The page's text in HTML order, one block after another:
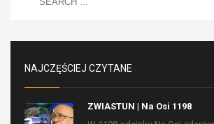
NAJCZĘŚCIEJ CZYTANE
ZWIASTUN | Na Osi 1198